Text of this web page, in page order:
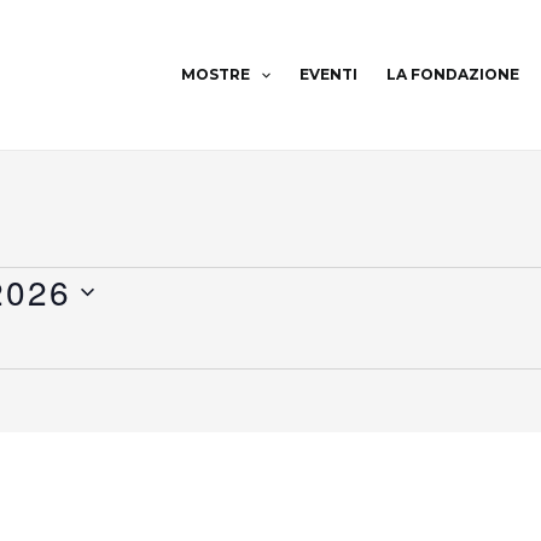
MOSTRE EVENTI LA FONDAZIONE